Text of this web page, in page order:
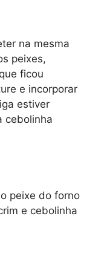
na mesma
peixes,
ficou
e incorporar
estiver
cebolinha
peixe do forno
e cebolinha